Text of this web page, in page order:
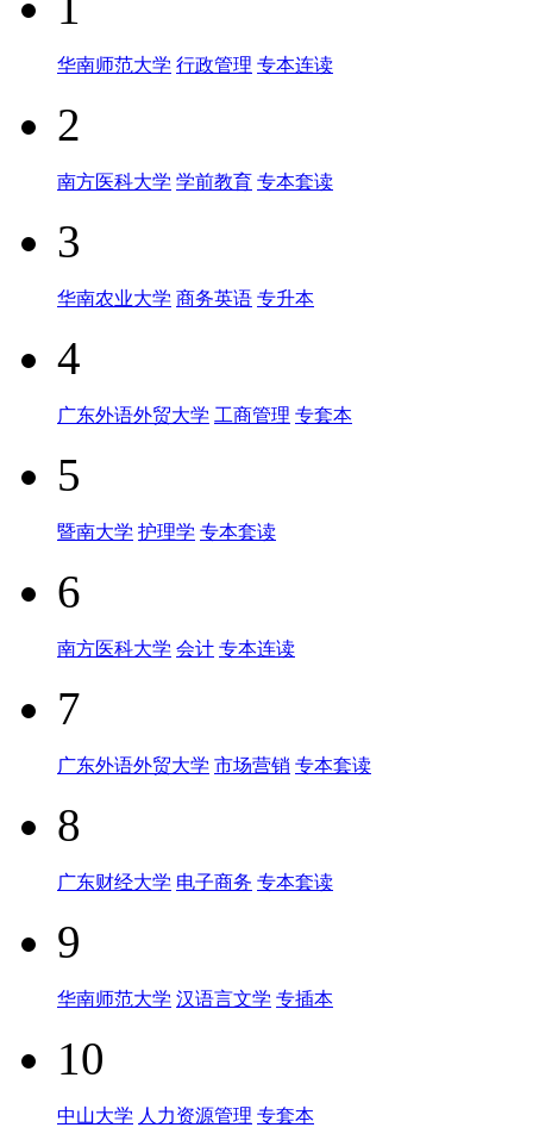
华南师范大学 行政管理 专本连读
2
南方医科大学 学前教育 专本套读
3
华南农业大学 商务英语 专升本
4
广东外语外贸大学 工商管理 专套本
5
暨南大学 护理学 专本套读
6
南方医科大学 会计 专本连读
7
广东外语外贸大学 市场营销 专本套读
8
广东财经大学 电子商务 专本套读
9
华南师范大学 汉语言文学 专插本
10
中山大学 人力资源管理 专套本